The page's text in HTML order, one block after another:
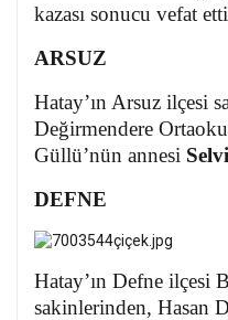
kazası sonucu vefat
ARSUZ
Hatay’ın Arsuz ilçesi
Değirmendere
Güllü’nün annesi
DEFNE
Hatay’ın Defne ilçesi
sakinlerinden, Hasan